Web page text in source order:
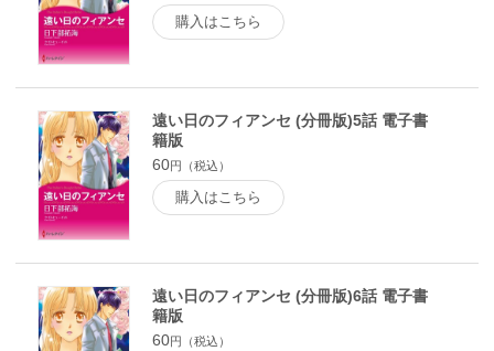
購入はこちら
遠い日のフィアンセ (分冊版)5話 電子書
籍版
60円（税込）
購入はこちら
遠い日のフィアンセ (分冊版)6話 電子書
籍版
60円（税込）